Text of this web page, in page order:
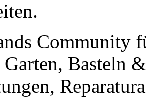
Community
Garten, Basteln